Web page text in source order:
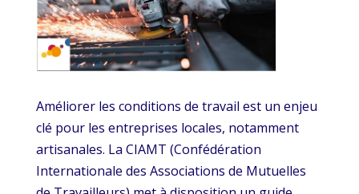
Améliorer les conditions de travail est un enjeu
clé pour les entreprises locales, notamment
artisanales. La CIAMT (Confédération
Internationale des Associations de Mutuelles